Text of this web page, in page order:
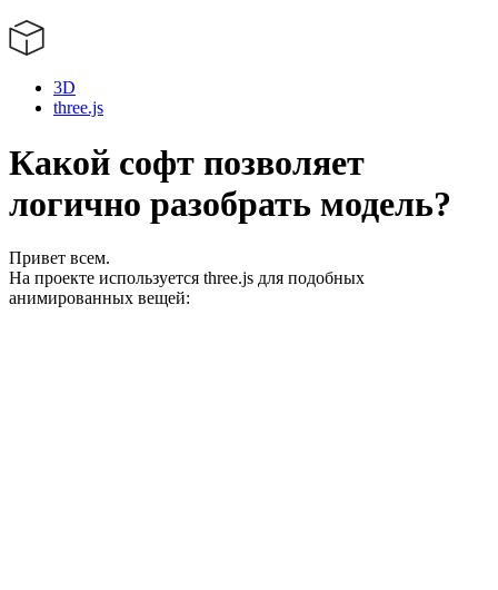
3D
three.js
Какой софт позволяет
логично разобрать модель?
Привет всем.
На проекте используется three.js для подобных
анимированных вещей: